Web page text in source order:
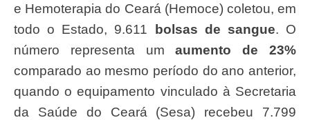
e Hemoterapia do Ceará (Hemoce) coletou, em
todo o Estado, 9.611 bolsas de sangue. O
número representa umaumento de 23%
comparado ao mesmo período do ano anterior,
quando o equipamento vinculado à Secretaria
da Saúde do Ceará (Sesa) recebeu 7.799